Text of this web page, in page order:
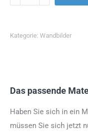
Kategorie: Wandbilder
Das passende
Haben Sie sich in ein
müssen Sie sich jetzt